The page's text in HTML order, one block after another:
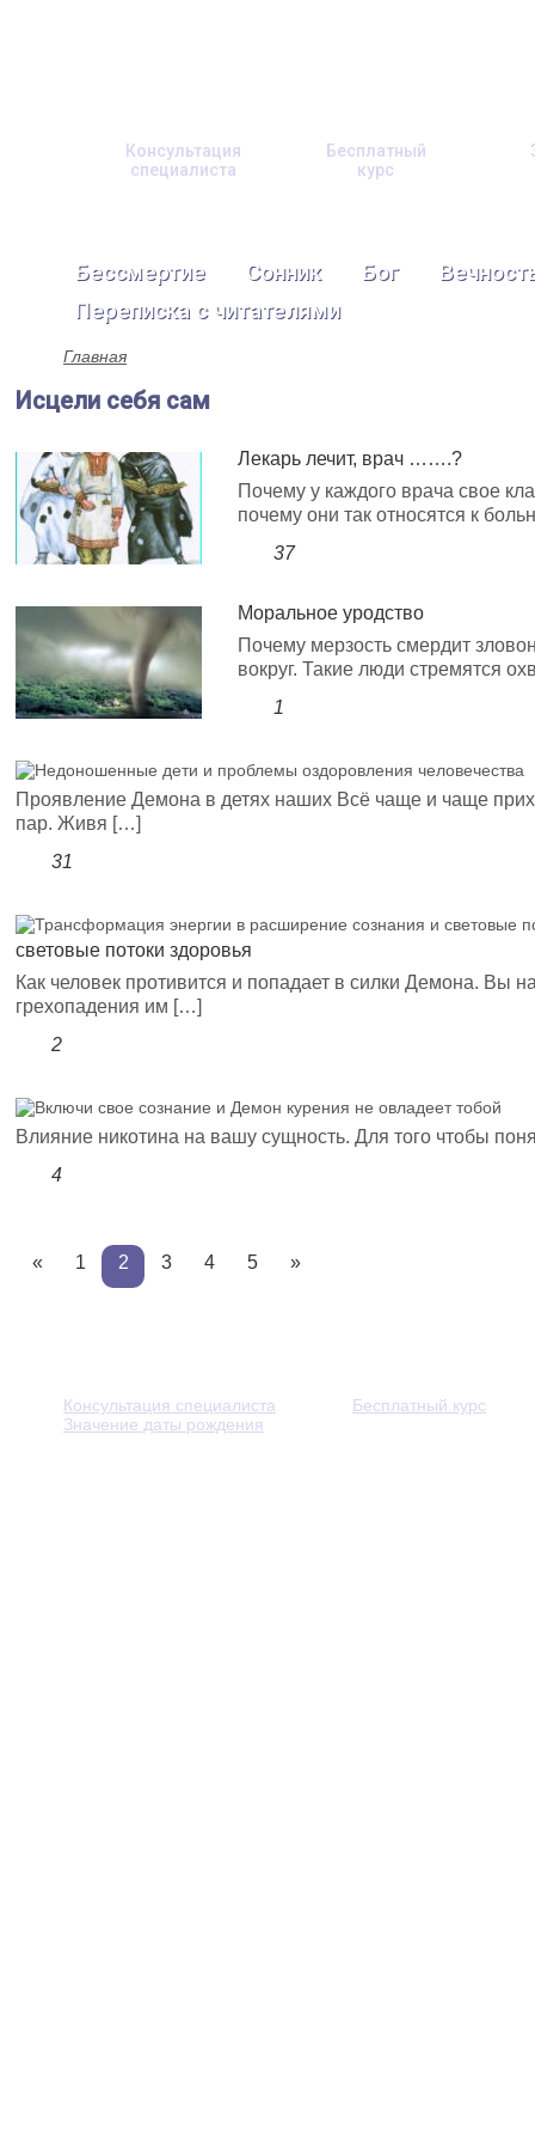
Консультация
специалиста
Бесплатный
курс
Бессмертие Сонник Бог
Переписка с читателями
Главная
Исцели себя сам
Лекарь лечит, врач …….?
Почему у каждого врача свое
почему они так относятся к
37
Моральное уродство
Почему мерзость смердит
вокруг. Такие люди стремятся
1
Проявление Демона в детях наших Всё чаще и чаще
пар. Живя […]
31
световые потоки здоровья
Как человек противится и попадает в силки Демона.
грехопадения им […]
2
Влияние никотина на вашу сущность. Для того чтобы
4
« 1 2 3 4 5 »
Консультация специалиста
Бесплатный курс
Значение даты рождения